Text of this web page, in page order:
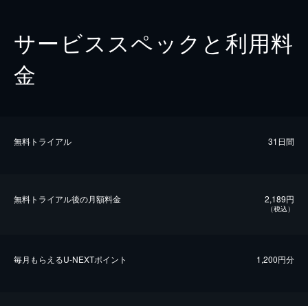
サービススペックと利用料
金
無料トライアル 31日間
無料トライアル後の⽉額料金 2,189円
（税込）
毎⽉もらえるU-NEXTポイント 1,200円分